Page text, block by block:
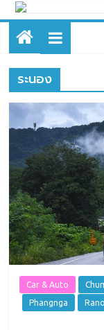
ระนอง
Car & Auto
Phangnga